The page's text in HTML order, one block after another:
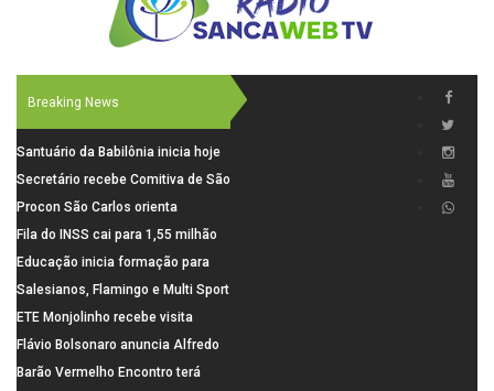
Breaking News
Santuário da Babilônia inicia hoje
(06), uma programação especial
para os seus 160 anos de história.
Secretário recebe Comitiva de São
Carlos para debater investimentos
em rodovias
Procon São Carlos orienta
consumidores sobre cuidados
nas compras para o Dia dos Pais
Fila do INSS cai para 1,55 milhão
em julho, com alta de 66,5% nos
pedidos negados em 2026
Educação inicia formação para
elaboração do novo Plano
Municipal
Salesianos, Flamingo e Multi Sport
vão representar São Carlos no
campeonato Estadual
ETE Monjolinho recebe visita
científica da FAPESP
Flávio Bolsonaro anuncia Alfredo
Gaspar, relator da comissão do
Barão Vermelho Encontro terá